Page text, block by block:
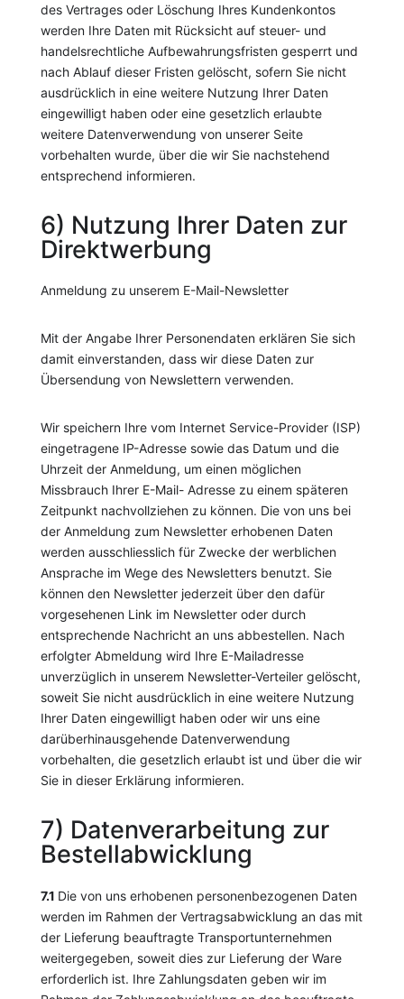
des Vertrages oder Löschung Ihres Kundenkontos
werden Ihre Daten mit Rücksicht auf steuer- und
handelsrechtliche Aufbewahrungsfristen gesperrt und
nach Ablauf dieser Fristen gelöscht, sofern Sie nicht
ausdrücklich in eine weitere Nutzung Ihrer Daten
eingewilligt haben oder eine gesetzlich erlaubte
weitere Datenverwendung von unserer Seite
vorbehalten wurde, über die wir Sie nachstehend
entsprechend informieren.
6) Nutzung Ihrer Daten zur
Direktwerbung
Anmeldung zu unserem E-Mail-Newsletter
Mit der Angabe Ihrer Personendaten erklären Sie sich
damit einverstanden, dass wir diese Daten zur
Übersendung von Newslettern verwenden.
Wir speichern Ihre vom Internet Service-Provider (ISP)
eingetragene IP-Adresse sowie das Datum und die
Uhrzeit der Anmeldung, um einen möglichen
Missbrauch Ihrer E-Mail- Adresse zu einem späteren
Zeitpunkt nachvollziehen zu können. Die von uns bei
der Anmeldung zum Newsletter erhobenen Daten
werden ausschliesslich für Zwecke der werblichen
Ansprache im Wege des Newsletters benutzt. Sie
können den Newsletter jederzeit über den dafür
vorgesehenen Link im Newsletter oder durch
entsprechende Nachricht an uns abbestellen. Nach
erfolgter Abmeldung wird Ihre E-Mailadresse
unverzüglich in unserem Newsletter-Verteiler gelöscht,
soweit Sie nicht ausdrücklich in eine weitere Nutzung
Ihrer Daten eingewilligt haben oder wir uns eine
darüberhinausgehende Datenverwendung
vorbehalten, die gesetzlich erlaubt ist und über die wir
Sie in dieser Erklärung informieren.
7) Datenverarbeitung zur
Bestellabwicklung
7.1 Die von uns erhobenen personenbezogenen Daten
werden im Rahmen der Vertragsabwicklung an das mit
der Lieferung beauftragte Transportunternehmen
weitergegeben, soweit dies zur Lieferung der Ware
erforderlich ist. Ihre Zahlungsdaten geben wir im